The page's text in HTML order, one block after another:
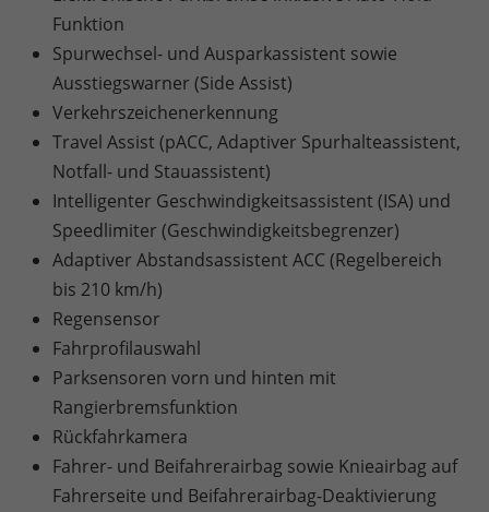
Funktion
Spurwechsel- und Ausparkassistent sowie
Ausstiegswarner (Side Assist)
Verkehrszeichenerkennung
Travel Assist (pACC, Adaptiver Spurhalteassistent,
Notfall- und Stauassistent)
Intelligenter Geschwindigkeitsassistent (ISA) und
Speedlimiter (Geschwindigkeitsbegrenzer)
Adaptiver Abstandsassistent ACC (Regelbereich
bis 210 km/h)
Regensensor
Fahrprofilauswahl
Parksensoren vorn und hinten mit
Rangierbremsfunktion
Rückfahrkamera
Fahrer- und Beifahrerairbag sowie Knieairbag auf
Fahrerseite und Beifahrerairbag-Deaktivierung